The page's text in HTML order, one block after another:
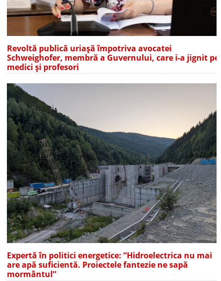
Revoltă publică uriașă împotriva avocatei
Schweighofer, membră a Guvernului, care i-a jignit pe
medici și profesori
Expertă în politici energetice: ”Hidroelectrica nu mai
are apă suficientă. Proiectele fantezie ne sapă
mormântul”